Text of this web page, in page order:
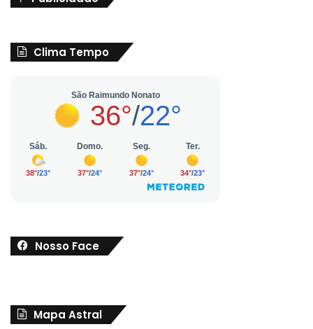
Clima Tempo
Nosso Face
Mapa Astral